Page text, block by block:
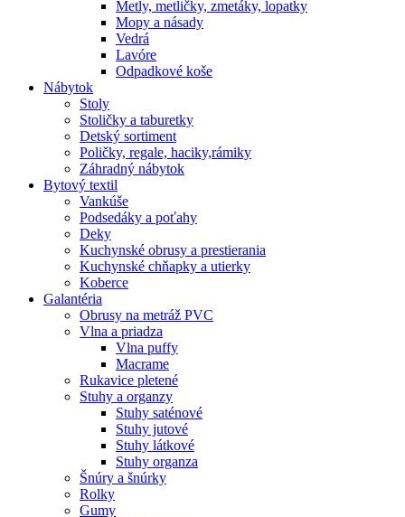
Metly, metličky, zmetáky, lopatky
Mopy a násady
Vedrá
Lavóre
Odpadkové koše
Nábytok
Stoly
Stoličky a taburetky
Detský sortiment
Poličky, regale, haciky,rámiky
Záhradný nábytok
Bytový textil
Vankúše
Podsedáky a poťahy
Deky
Kuchynské obrusy a prestierania
Kuchynské chňapky a utierky
Koberce
Galantéria
Obrusy na metráž PVC
Vlna a priadza
Vlna puffy
Macrame
Rukavice pletené
Stuhy a organzy
Stuhy saténové
Stuhy jutové
Stuhy látkové
Stuhy organza
Šnúry a šnúrky
Rolky
Gumy